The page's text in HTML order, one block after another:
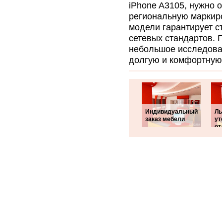
iPhone A3105, нужно
региональную
модели гарантирует
сетевых стандартов.
небольшое
долгую и комфортную
Индивидуальный
заказ мебели